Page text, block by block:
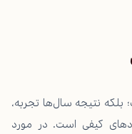
نتیجه سال‌ها تجربه،
کیفی است. در مورد